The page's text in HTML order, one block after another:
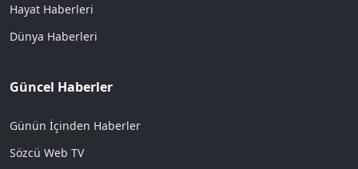
Hayat Haberleri
Dünya Haberleri
Güncel Haberler
Günün İçinden Haberler
Sözcü Web TV